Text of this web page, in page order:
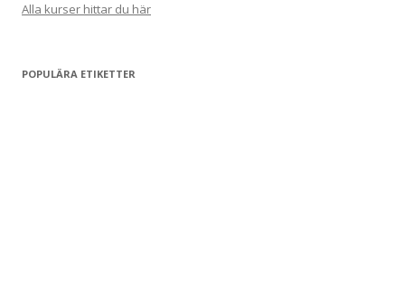
Alla kurser hittar du här
POPULÄRA ETIKETTER